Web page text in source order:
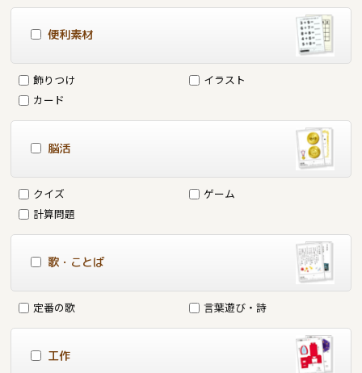
便利素材
飾りつけ
イラスト
カード
脳活
クイズ
ゲーム
計算問題
歌・ことば
定番の歌 言葉遊び・詩
工作